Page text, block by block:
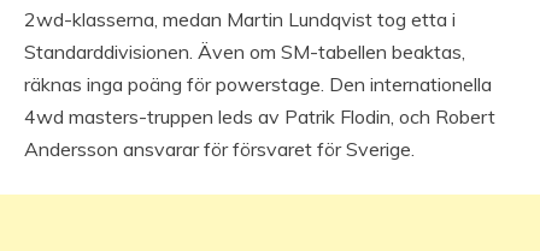
2wd-klasserna, medan Martin Lundqvist tog etta i
Standarddivisionen. Även om SM-tabellen beaktas,
räknas inga poäng för powerstage. Den internationella
4wd masters-truppen leds av Patrik Flodin, och Robert
Andersson ansvarar för försvaret för Sverige.